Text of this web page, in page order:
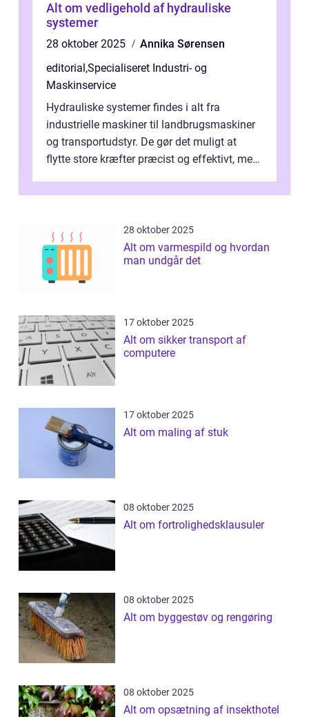
Alt om vedligehold af hydrauliske
systemer
28 oktober 2025
Annika Sørensen
editorial,Specialiseret Industri- og
Maskinservice
Hydrauliske systemer findes i alt fra
industrielle maskiner til landbrugsmaskiner
og transportudstyr. De gør det muligt at
flytte store kræfter præcist og effektivt, men
28 oktober 2025
Alt om varmespild og hvordan
man undgår det
17 oktober 2025
Alt om sikker transport af
computere
17 oktober 2025
Alt om maling af stuk
08 oktober 2025
Alt om fortrolighedsklausuler
08 oktober 2025
Alt om byggestøv og rengøring
08 oktober 2025
Alt om opsætning af insekthotel